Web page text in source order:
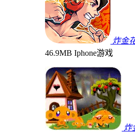
炸金
46.9MB Iphone游戏
炸